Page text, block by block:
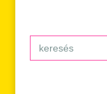
Search
for: